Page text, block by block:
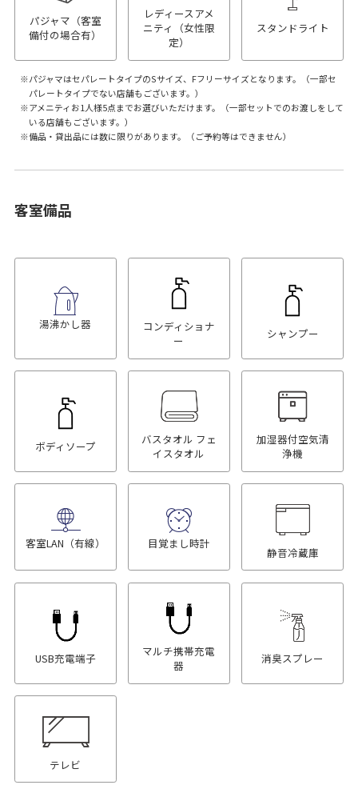
パジャマ（客室
備付の場合有）
レディースアメ
ニティ（女性限
定）
スタンドライト
パジャマはセパレートタイプのSサイズ、Fフリーサイズとなります。（一部セ
パレートタイプでない店舗もございます。）
アメニティお1人様5点までお選びいただけます。（一部セットでのお渡しをして
いる店舗もございます。）
備品・貸出品には数に限りがあります。（ご予約等はできません）
客室備品
湯沸かし器
コンディショナ
ー
シャンプー
ボディソープ
バスタオル フェ
イスタオル
加湿器付空気清
浄機
客室LAN（有線） 目覚まし時計
静音冷蔵庫
USB充電端子
マルチ携帯充電
器
消臭スプレー
テレビ